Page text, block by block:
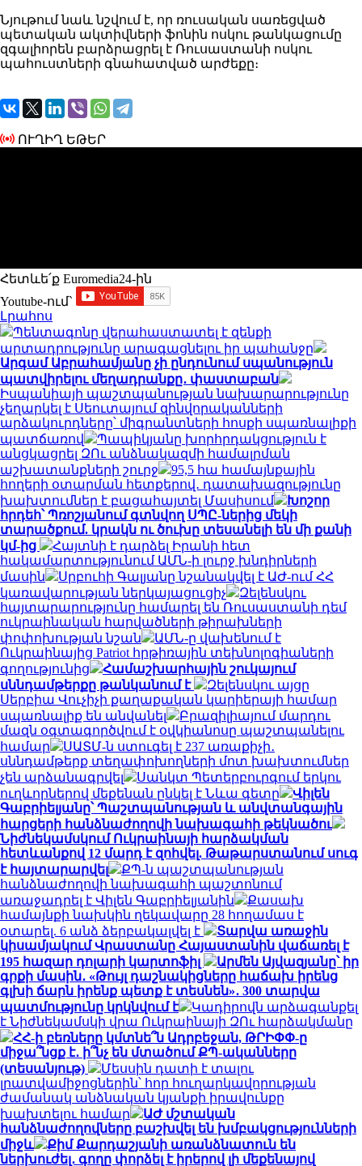
Նյութում նաև նշվում է, որ ռուսական սառեցված
պետական ակտիվների ֆոնին ոսկու թանկացումը
զգալիորեն բարձրացրել է Ռուսաստանի ոսկու
պահուստների գնահատված արժեքը։
ՈՒՂԻՂ ԵԹԵՐ
Հետևե՛ք Euromedia24-ին
Youtube-ում`
Լրահոս
Պենտագոնը վերահաստատել է զենքի
արտադրությունը արագացնելու իր պահանջը
Արգամ Աբրահամյանը չի ընդունում սպանություն
պատվիրելու մեղադրանքը․ փաստաբան
Իսպանիայի պաշտպանության նախարարությունը
չեղարկել է Սեուտայում զինվորականների
արձակուրդները՝ միգրանտների հոսքի սպառնալիքի
պատճառով
Պապիկյանը խորհրդակցություն է
անցկացրել ԶՈւ անձնակազմի համալրման
աշխատանքների շուրջ
95,5 հա համայնքային
հողերի օտարման հետքերով․ դատախազությունը
խախտումներ է բացահայտել Մասիսում
Խոշոր
հրդեհ՝ Պռոշյանում գտնվող ՍՊԸ-ներից մեկի
տարածքում. կրակն ու ծուխը տեսանելի են մի քանի
կմ-ից
Հայտնի է դարձել Իրանի հետ
հակամարտությունում ԱՄՆ-ի լուրջ խնդիրների
մասին
Սրբուհի Գալյանը նշանակվել է ԱԺ-ում ՀՀ
կառավարության ներկայացուցիչ
Զելենսկու
հայտարարությունը համարել են Ռուսաստանի դեմ
ուկրաինական հարվածների թիրախների
փոփոխության նշան
ԱՄՆ-ը վախենում է
Ուկրաինայից Patriot հրթիռային տեխնոլոգիաների
գողությունից
Համաշխարհային շուկայում
սննդամթերքը թանկանում է
Զելենսկու այցը
Սերբիա Վուչիչի քաղաքական կարիերայի համար
սպառնալիք են անվանել
Բրազիլիայում մարդու
մազն օգտագործվում է օվկիանոսը պաշտպանելու
համար
ՍԱՏՄ-ն ստուգել է 237 առաքիչի․
սննդամթերք տեղափոխողների մոտ խախտումներ
չեն արձանագրվել
Սանկտ Պետերբուրգում երկու
ուղևորներով մեքենան ընկել է Նևա գետը
Վիլեն
Գաբրիելյանը՝ Պաշտպանության և անվտանգային
հարցերի հանձնաժողովի նախագահի թեկնածու
Նիժնեկամսկում Ուկրաինայի հարձակման
հետևանքով 12 մարդ է զոհվել. Թաթարստանում սուգ
է հայտարարվել
ՔՊ-ն պաշտպանության
հանձնաժողովի նախագահի պաշտոնում
առաջադրել է Վիլեն Գաբրիելյանին
Քասախ
համայնքի նախկին ղեկավարը 28 հողամաս է
օտարել. 6 անձ ձերբակալվել է
Տարվա առաջին
կիսամյակում Վրաստանը Հայաստանին վաճառել է
195 հազար դոլարի կարտոֆիլ
Արմեն Այվազյանը՝ իր
գրքի մասին․ «Թույլ դաշնակիցները հաճախ իրենց
գլխի ճարն իրենք պետք է տեսնեն»․ 300 տարվա
պատմությունը կրկնվում է
Կադիրովն արձագանքել
է Նիժնեկամսկի վրա Ուկրաինայի ԶՈւ հարձակմանը
ՀՀ-ի բեռները կմտնե՞ն Ադրբեջան, ԹՐԻՓՓ-ը
միջա՞նցք է․ ի՞նչ են մտածում ՔՊ-ականները
(տեսանյութ)
Մեսսին դատի է տալու
լրատվամիջոցներին՝ հոր հուղարկավորության
ժամանակ անձնական կյանքի իրավունքը
խախտելու համար
ԱԺ մշտական
հանձնաժողովները բաշխվել են խմբակցությունների
միջև
Քիմ Քարդաշյանի առանձնատուն են
ներխուժել․ գողը փորձել է իրերով լի մեքենայով